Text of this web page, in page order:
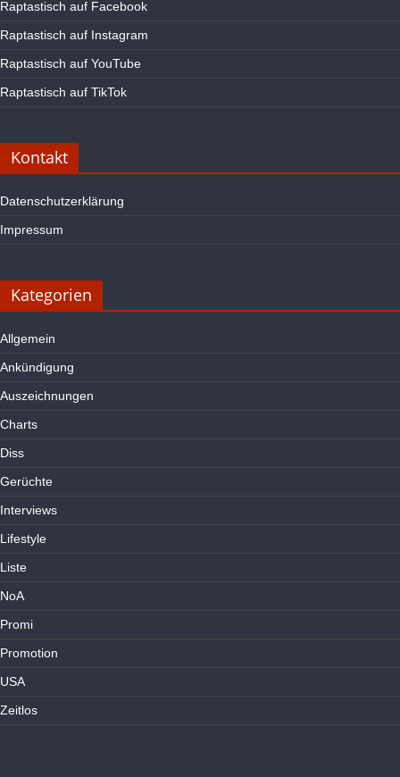
Raptastisch auf Facebook
Raptastisch auf Instagram
Raptastisch auf YouTube
Raptastisch auf TikTok
Kontakt
Datenschutzerklärung
Impressum
Kategorien
Allgemein
Ankündigung
Auszeichnungen
Charts
Diss
Gerüchte
Interviews
Lifestyle
Liste
NoA
Promi
Promotion
USA
Zeitlos